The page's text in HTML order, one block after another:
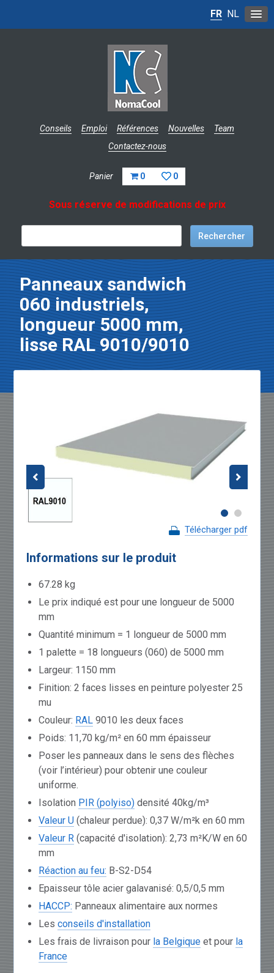
Conseils Emploi Références Nouvelles
Team
Contactez-nous
Panier 0 0
FR NL
Sous réserve de modifications de prix
Panneaux sandwich
060 industriels,
longueur 5000 mm,
lisse RAL 9010/9010
Télécharger pdf
Informations sur le produit
67.28 kg
Le prix indiqué est pour une longueur de 5000
mm
Quantité minimum = 1 longueur de 5000 mm
1 palette = 18 longueurs (060) de 5000 mm
Largeur: 1150 mm
Finition: 2 faces lisses en peinture polyester 25
mu
Couleur: RAL 9010 les deux faces
Poids: 11,70 kg/m² en 60 mm épaisseur
Poser les panneaux dans le sens des flèches
(voir l’intérieur) pour obtenir une couleur
uniforme.
Isolation PIR (polyiso) densité 40kg/m³
Valeur U (chaleur perdue): 0,37 W/m²k en 60 mm
Valeur R (capacité d'isolation): 2,73 m²K/W en 60
mm
Réaction au feu: B-S2-D54
Epaisseur tôle acier galavanisé: 0,5/0,5 mm
HACCP: Panneaux alimentaire aux normes
Lesconseils d'installation
Les frais de livraison pour la Belgique et pour la
France